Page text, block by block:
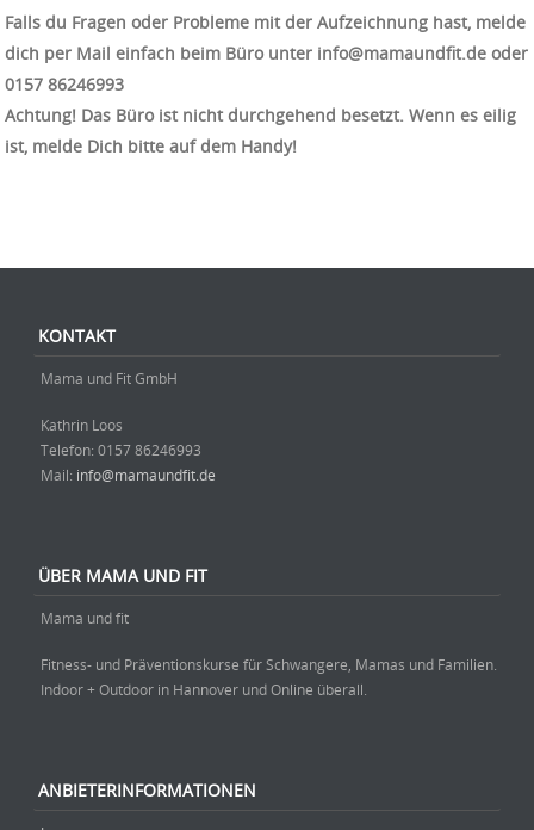
Falls du Fragen oder Probleme mit der Aufzeichnung hast, melde
dich per Mail einfach beim Büro unter info@mamaundfit.de oder
‭0157 86246993‬
Achtung! Das Büro ist nicht durchgehend besetzt. Wenn es eilig
ist, melde Dich bitte auf dem Handy!
KONTAKT
Mama und Fit GmbH
Kathrin Loos
Telefon: ‭0157 86246993‬
Mail: info@mamaundfit.de
ÜBER MAMA UND FIT
Mama und fit
Fitness- und Präventionskurse für Schwangere, Mamas und Familien.
Indoor + Outdoor in Hannover und Online überall.
ANBIETERINFORMATIONEN